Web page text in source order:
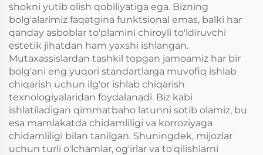
shokni yutib olish qobiliyatiga ega. Bizning
bolg'alarimiz faqatgina funktsional emas, balki har
qanday asboblar to'plamini chiroyli to'ldiruvchi
estetik jihatdan ham yaxshi ishlangan.
Mutaxassislardan tashkil topgan jamoamiz har bir
bolg'ani eng yuqori standartlarga muvofiq ishlab
chiqarish uchun ilg'or ishlab chiqarish
texnologiyalaridan foydalanadi. Biz kabi
ishlatiladigan qimmatbaho latunni sotib olamiz, bu
esa mamlakatda chidamliligi va korroziyaga
chidamliligi bilan tanilgan. Shuningdek, mijozlar
uchun turli o'lchamlar, og'irlar va to'qilishlarni